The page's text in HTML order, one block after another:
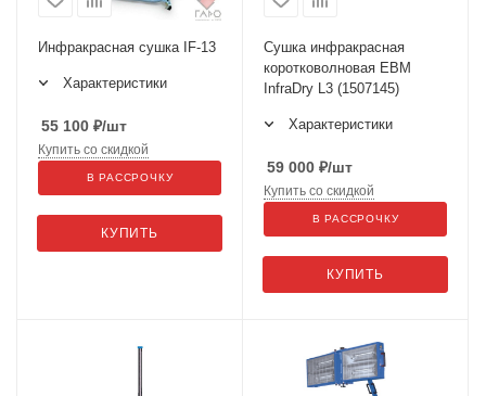
Инфракрасная сушка IF-13
Характеристики
55 100 ₽/шт
КУПИТЬ
Купить со скидкой
В РАССРОЧКУ
Сушка инфракрасная
коротковолновая ЕВМ
InfraDry L3 (1507145)
Характеристики
59 000 ₽/шт
КУПИТЬ
Купить со скидкой
В РАССРОЧКУ